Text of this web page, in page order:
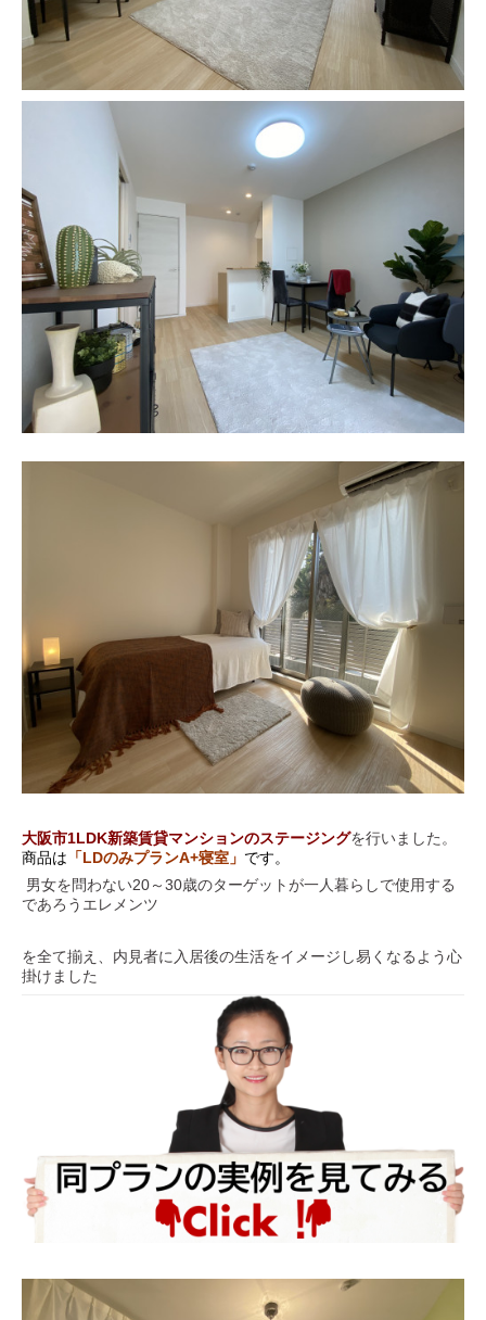
大阪市1LDK新築賃貸マンションのステージングを行いました。
商品は 「LDのみプランA+寝室 」 です。
男女を問わない20～30歳のターゲットが一人暮らしで使用する
であろうエレメンツ
を全て揃え、内見者に入居後の生活をイメージし易くなるよう心
掛けました